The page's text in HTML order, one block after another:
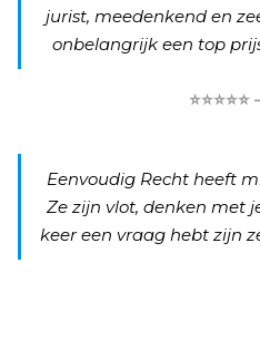
jurist, meedenkend en
onbelangrijk een top
Eenvoudig Recht heeft
Ze zijn vlot, denken met
keer een vraag hebt zijn